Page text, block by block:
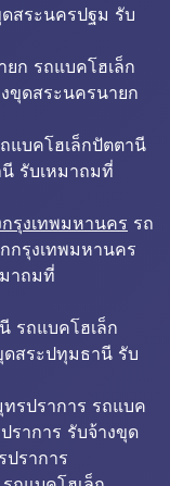
สระนครปฐม รับ
ก รถแบคโฮเล็ก
ขุดสระนครนายก
แบคโฮเล็กปัตตานี
รับเหมาถมที่
รุงเทพมหานคร รถ
กรุงเทพมหานคร
าถมที่
รถแบคโฮเล็ก
สระปทุมธานี รับ
รปราการ รถแบค
ราการ รับจ้างขุด
ราการ